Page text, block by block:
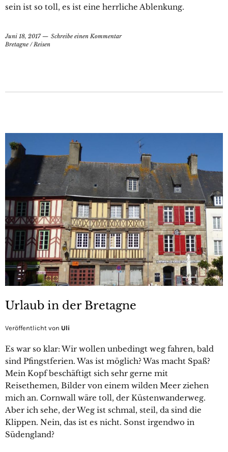
sein ist so toll, es ist eine herrliche Ablenkung.
Juni 18, 2017
Schreibe einen Kommentar
Bretagne /Reisen
Urlaub in der Bretagne
Veröffentlicht von Uli
Es war so klar: Wir wollen unbedingt weg fahren, bald
sind Pfingstferien. Was ist möglich? Was macht Spaß?
Mein Kopf beschäftigt sich sehr gerne mit
Reisethemen, Bilder von einem wilden Meer ziehen
mich an. Cornwall wäre toll, der Küstenwanderweg.
Aber ich sehe, der Weg ist schmal, steil, da sind die
Klippen. Nein, das ist es nicht. Sonst irgendwo in
Südengland?